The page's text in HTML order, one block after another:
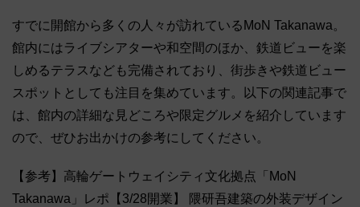
すでに開館から多くの人々が訪れているMoN Takanawa。
館内にはライブシアターや和空間のほか、鉄道ビューを楽
しめるテラスなども完備されており、街歩きや鉄道ビュー
スポットとしても注目を集めています。以下の関連記事で
は、館内の詳細な見どころや限定グルメを紹介しています
ので、ぜひお出かけの参考にしてください。
【参考】高輪ゲートウェイシティ文化拠点「MoN
Takanawa」レポ【3/28開業】 隈研吾建築の外装デザイン